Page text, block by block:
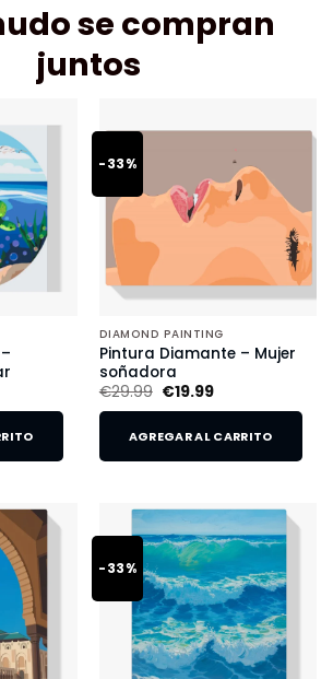
se compran
juntos
-33%
DIAMOND PAINTING
Pintura Diamante – Mujer
soñadora
€29.99 €19.99
AGREGAR AL CARRITO
-33%